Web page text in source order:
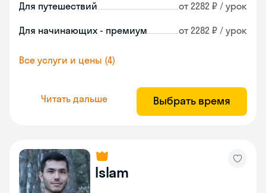
Для путешествий от 2282 ₽ / урок
Для начинающих - премиум от 2282 ₽ / урок
Все услуги и цены (4)
Читать дальше Выбрать время
Islam